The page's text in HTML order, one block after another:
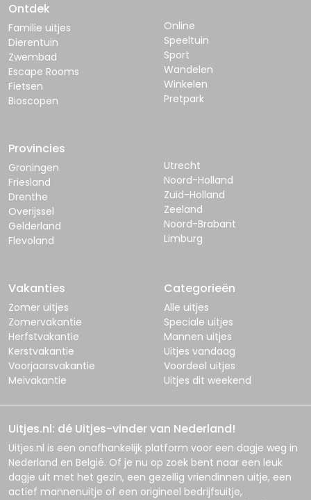
Ontdek
Familie uitjes
Dierentuin
Zwembad
Escape Rooms
Fietsen
Bioscopen
Online
Speeltuin
Sport
Wandelen
Winkelen
Pretpark
Provincies
Groningen
Friesland
Drenthe
Overijssel
Gelderland
Flevoland
Utrecht
Noord-Holland
Zuid-Holland
Zeeland
Noord-Brabant
Limburg
Vakanties
Zomer uitjes
Zomervakantie
Herfstvakantie
Kerstvakantie
Voorjaarsvakantie
Meivakantie
Categorieën
Alle uitjes
Speciale uitjes
Mannen uitjes
Uitjes vandaag
Voordeel uitjes
Uitjes dit weekend
Uitjes.nl: dé Uitjes-vinder van Nederland!
Uitjes.nl is een onafhankelijk platform voor een dagje weg in
Nederland en België. Of je nu op zoek bent naar een leuk
dagje uit met het gezin, een gezellig vriendinnen uitje, een
actief mannenuitje of een origineel bedrijfsuitje,